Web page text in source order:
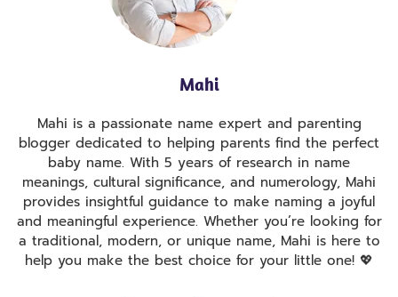
Mahi
Mahi is a passionate name expert and parenting
blogger dedicated to helping parents find the perfect
baby name. With 5 years of research in name
meanings, cultural significance, and numerology, Mahi
provides insightful guidance to make naming a joyful
and meaningful experience. Whether you’re looking for
a traditional, modern, or unique name, Mahi is here to
help you make the best choice for your little one! 💖